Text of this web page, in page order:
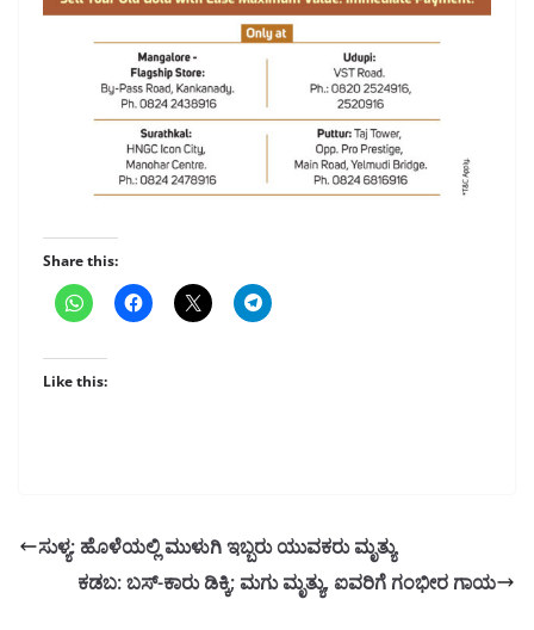
Share this:
Like this:
ಸುಳ್ಯ: ಹೊಳೆಯಲ್ಲಿ ಮುಳುಗಿ ಇಬ್ಬರು ಯುವಕರು ಮೃತ್ಯು
ಕಡಬ: ಬಸ್-ಕಾರು ಡಿಕ್ಕಿ; ಮಗು ಮೃತ್ಯು, ಐವರಿಗೆ ಗಂಭೀರ ಗಾಯ